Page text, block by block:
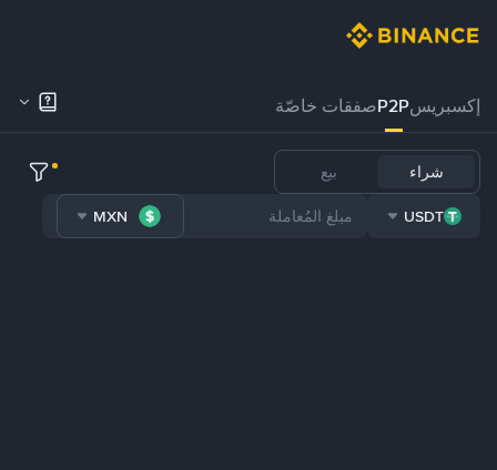
إكسبريسP2Pصفقات خاصّة
شراء بيع
USDT
MXN